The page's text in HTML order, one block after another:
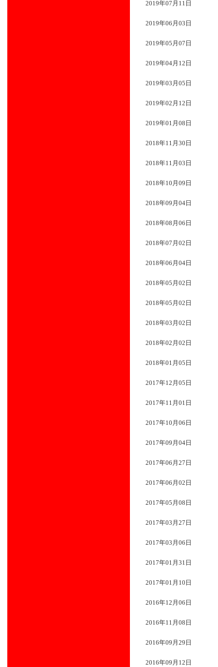
2019年07月11日
2019年06月03日
2019年05月07日
2019年04月12日
2019年03月05日
2019年02月12日
2019年01月08日
2018年11月30日
2018年11月03日
2018年10月09日
2018年09月04日
2018年08月06日
2018年07月02日
2018年06月04日
2018年05月02日
2018年05月02日
2018年03月02日
2018年02月02日
2018年01月05日
2017年12月05日
2017年11月01日
2017年10月06日
2017年09月04日
2017年06月27日
2017年06月02日
2017年05月08日
2017年03月27日
2017年03月06日
2017年01月31日
2017年01月10日
2016年12月06日
2016年11月08日
2016年09月29日
2016年09月12日